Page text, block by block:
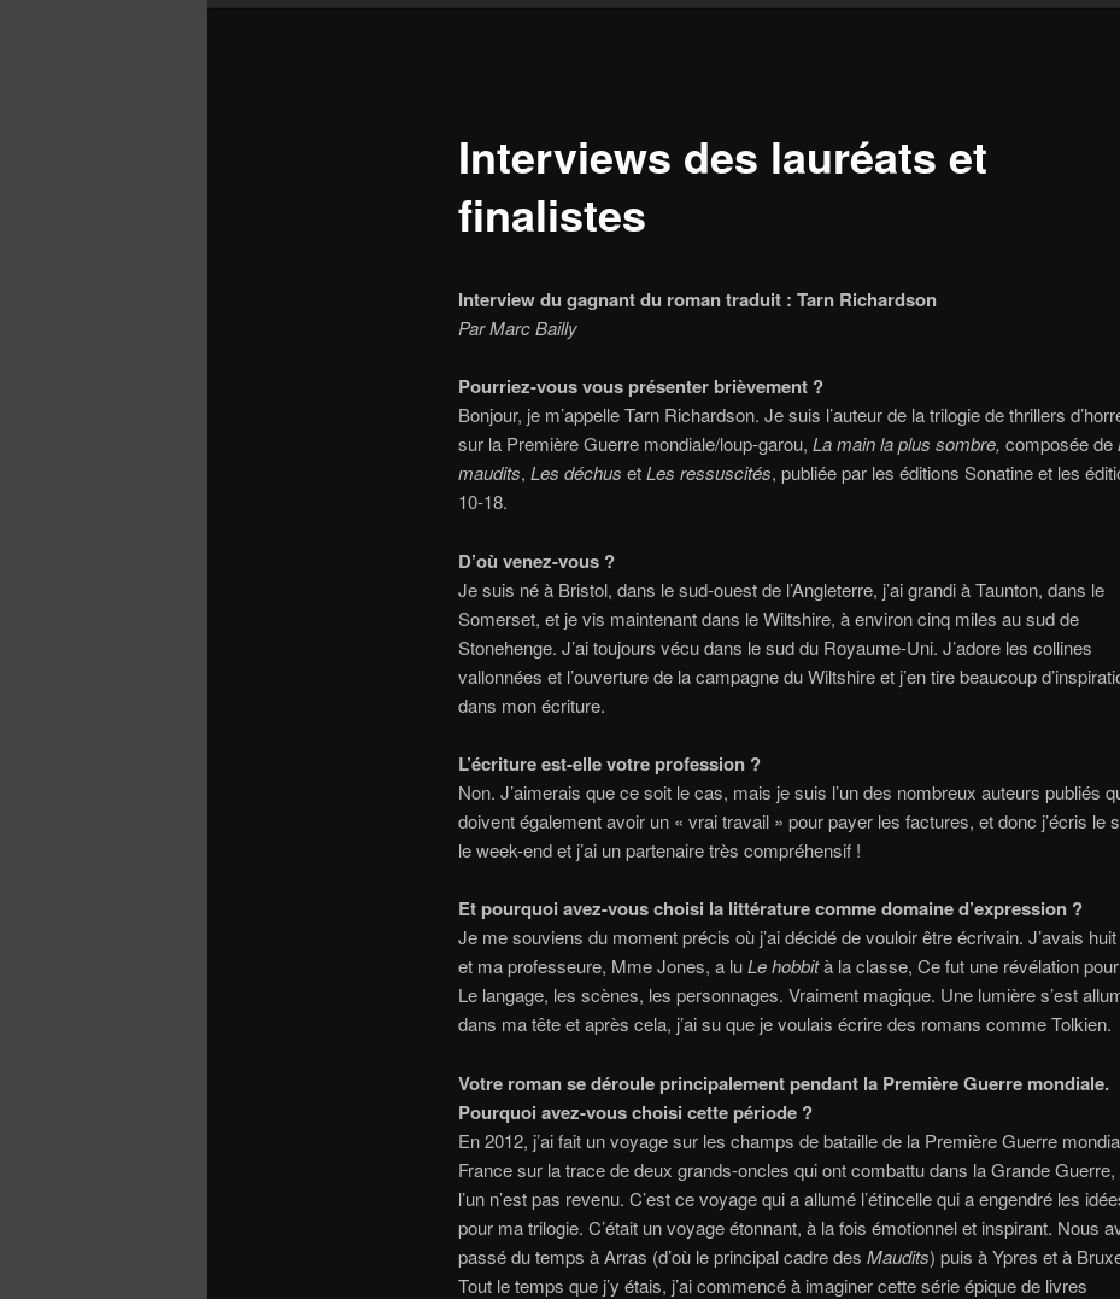
Interviews des lauréats et
finalistes
Interview du gagnant du roman traduit : Tarn Richardson
ParMarc Bailly
Pourriez-vous vous présenter brièvement ?
Bonjour, je m’appelle Tarn Richardson. Je suis l’auteur de la trilogie de thrillers
sur la Première Guerre mondiale/loup-garou, La main la plus sombre, composée de
maudits, Les déchus etLes ressuscités, publiée par les éditions Sonatine et les
10-18.
D’où venez-vous ?
Je suis né à Bristol, dans le sud-ouest de l’Angleterre, j’ai grandi à Taunton, dans le
Somerset, et je vis maintenant dans le Wiltshire, à environ cinq miles au sud de
Stonehenge. J’ai toujours vécu dans le sud du Royaume-Uni. J’adore les collines
vallonnées et l’ouverture de la campagne du Wiltshire et j’en tire beaucoup
dans mon écriture.
L’écriture est-elle votre profession ?
Non. J’aimerais que ce soit le cas, mais je suis l’un des nombreux auteurs publiés
doivent également avoir un « vrai travail » pour payer les factures, et donc j’écris le
le week-end et j’ai un partenaire très compréhensif !
Et pourquoi avez-vous choisi la littérature comme domaine d’expression ?
Je me souviens du moment précis où j’ai décidé de vouloir être écrivain. J’avais
et ma professeure, Mme Jones, a luLe hobbità la classe, Ce fut une révélation
Le langage, les scènes, les personnages. Vraiment magique. Une lumière s’est
dans ma tête et après cela, j’ai su que je voulais écrire des romans comme Tolkien.
Votre roman se déroule principalement pendant la Première Guerre mondiale.
Pourquoi avez-vous choisi cette période ?
En 2012, j’ai fait un voyage sur les champs de bataille de la Première Guerre
France sur la trace de deux grands-oncles qui ont combattu dans la Grande Guerre,
l’un n’est pas revenu. C’est ce voyage qui a allumé l’étincelle qui a engendré les
pour ma trilogie. C’était un voyage étonnant, à la fois émotionnel et inspirant. Nous
passé du temps à Arras (d’où le principal cadre des Maudits) puis à Ypres et à
Tout le temps que j’y étais, j’ai commencé à imaginer cette série épique de livres